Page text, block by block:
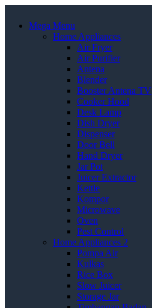
Mega Menu
Home Appliances
Air Fryer
Air Purifier
Antena
Blender
Booster Antena TV
Cooker Hood
Desk Lamp
Dish Dryer
Dispenser
Door Bell
Hand Dryer
Jar Pot
Juicer Extractor
Kettle
Kompor
Microwave
Oven
Pest Control
Home Appliances 2
Pompa Air
Kulkas
Rice Box
Slow Juicer
Storage Jar